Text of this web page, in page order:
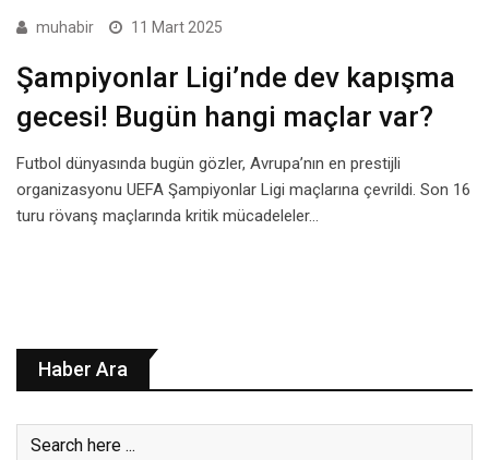
muhabir 11 Mart 2025
Şampiyonlar Ligi’nde dev kapışma
gecesi! Bugün hangi maçlar var?
Futbol dünyasında bugün gözler, Avrupa’nın en prestijli
organizasyonu UEFA Şampiyonlar Ligi maçlarına çevrildi. Son 16
turu rövanş maçlarında kritik mücadeleler…
Haber Ara